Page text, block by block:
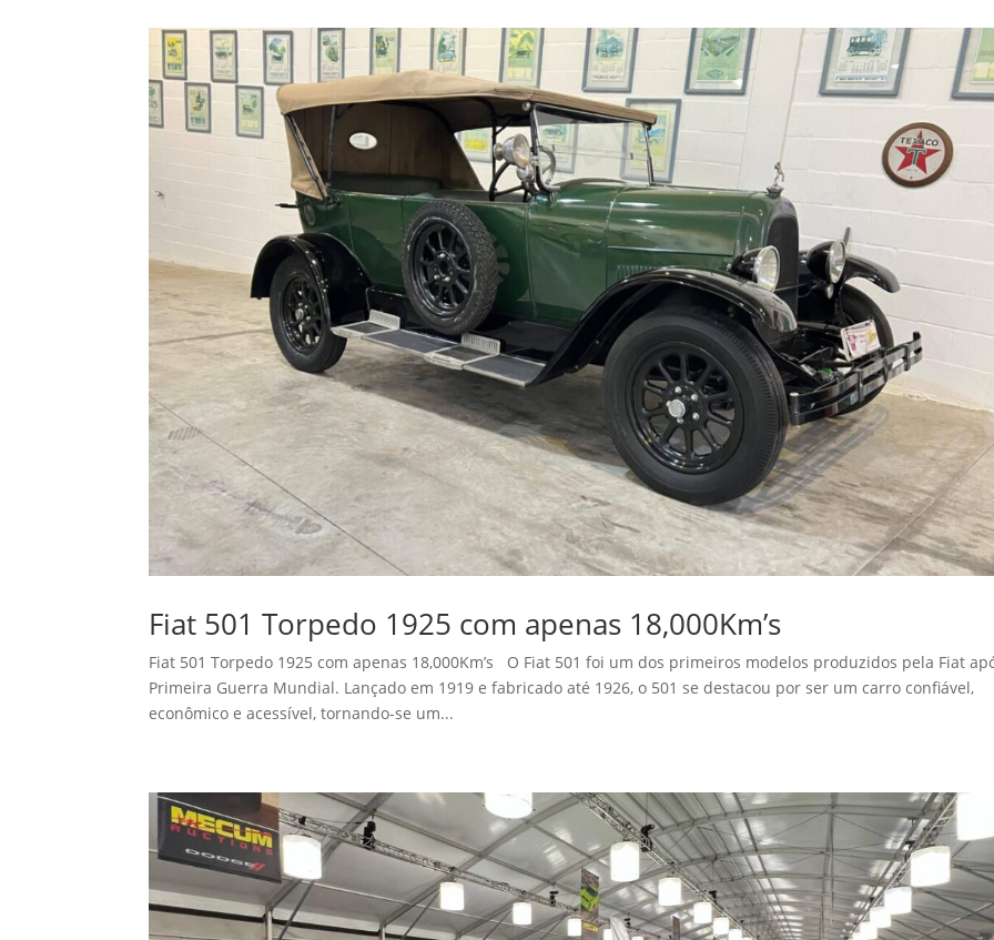
Fiat 501 Torpedo 1925 com apenas 18,000Km’s
Fiat 501 Torpedo 1925 com apenas 18,000Km’s O Fiat 501 foi um dos primeiros modelos produzidos pela Fiat
Primeira Guerra Mundial. Lançado em 1919 e fabricado até 1926, o 501 se destacou por ser um carro confiável,
econômico e acessível, tornando-se um...